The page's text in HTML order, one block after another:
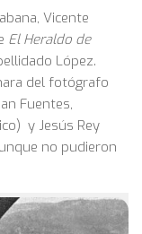
Vicente
El Heraldo de
López.
del fotógrafo
Fuentes,
y Jesús Rey
no pudieron